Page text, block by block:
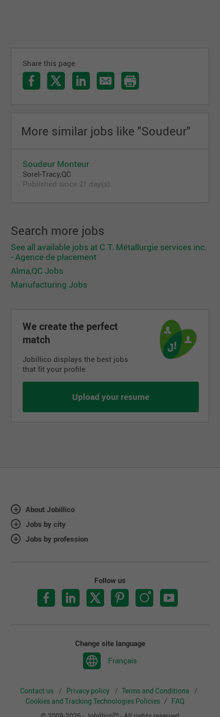
Share this page
More similar jobs like "Soudeur"
Soudeur Monteur
Sorel-Tracy,QC
Published since 21 day(s)
Search more jobs
See all available jobs at C.T. Métallurgie services inc.
- Agence de placement
Alma,QC Jobs
Manufacturing Jobs
We create the perfect
match
Jobillico displays the best jobs
that fit your profile.
Upload your resume
About Jobillico
Jobs by city
Jobs by profession
Follow us
Change site language
Français
Contact us Privacy policy
Terms and Conditions
Cookies and Tracking Technologies Policies
FAQ
tm